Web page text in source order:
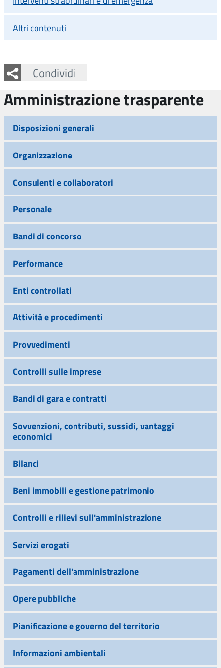
Altri contenuti
Condividi
Facebook
Twitter
Whatsapp
Amministrazione trasparente
Disposizioni generali
Organizzazione
Consulenti e collaboratori
Personale
Bandi di concorso
Performance
Enti controllati
Attività e procedimenti
Provvedimenti
Controlli sulle imprese
Bandi di gara e contratti
Sovvenzioni, contributi, sussidi, vantaggi
economici
Bilanci
Beni immobili e gestione patrimonio
Controlli e rilievi sull'amministrazione
Servizi erogati
Pagamenti dell'amministrazione
Opere pubbliche
Pianificazione e governo del territorio
Informazioni ambientali